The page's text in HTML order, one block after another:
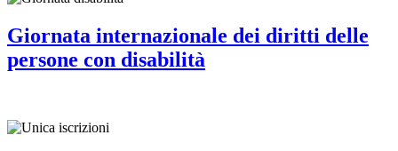
Giornata internazionale dei diritti delle
persone con disabilità